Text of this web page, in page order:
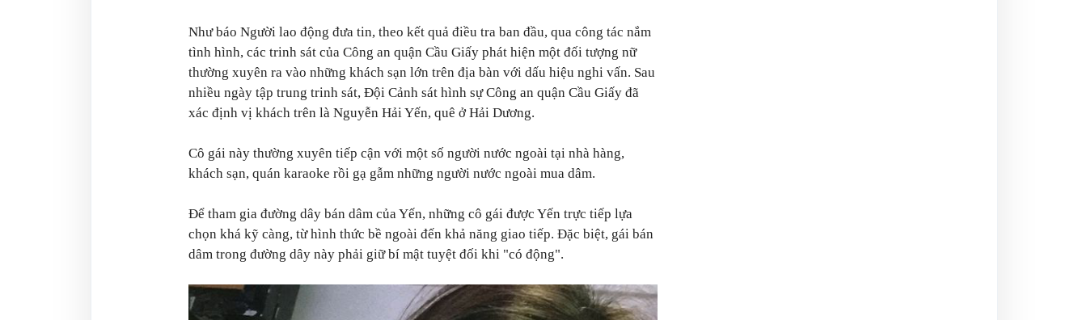
Như báo Người lao động đưa tin, theo kết quả điều tra ban đầu, qua công tác nắm
tình hình, các trinh sát của Công an quận Cầu Giấy phát hiện một đối tượng nữ
thường xuyên ra vào những khách sạn lớn trên địa bàn với dấu hiệu nghi vấn. Sau
nhiều ngày tập trung trinh sát, Đội Cảnh sát hình sự Công an quận Cầu Giấy đã
xác định vị khách trên là Nguyễn Hải Yến, quê ở Hải Dương.
Cô gái này thường xuyên tiếp cận với một số người nước ngoài tại nhà hàng,
khách sạn, quán karaoke rồi gạ gẫm những người nước ngoài mua dâm.
Để tham gia đường dây bán dâm của Yến, những cô gái được Yến trực tiếp lựa
chọn khá kỹ càng, từ hình thức bề ngoài đến khả năng giao tiếp. Đặc biệt, gái bán
dâm trong đường dây này phải giữ bí mật tuyệt đối khi "có động".